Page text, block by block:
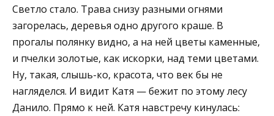
Светло стало. Трава снизу разными огнями
загорелась, деревья одно другого краше. В
прогалы полянку видно, а на ней цветы каменные,
и пчелки золотые, как искорки, над теми цветами.
Ну, такая, слышь-ко, красота, что век бы не
нагляделся. И видит Катя — бежит по этому лесу
Данило. Прямо к ней. Катя навстречу кинулась: